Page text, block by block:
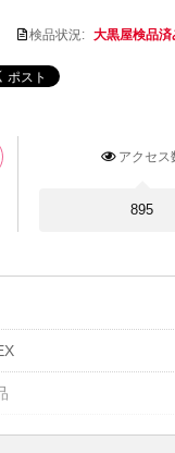
検品状況: 大黒屋検品済
アクセス
895